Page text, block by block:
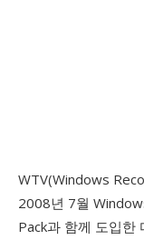
WTV(Windows
2008년 7월
Pack과 함께 도입한